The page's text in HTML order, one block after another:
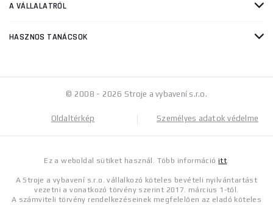
A VÁLLALATRÓL
HASZNOS TANÁCSOK
© 2008 - 2026 Stroje a vybavení s.r.o.
Oldaltérkép Személyes adatok védelme
Ez a weboldal sütiket használ. Több információitt.
A Stroje a vybavení s.r.o. vállalkozó köteles bevételi nyilvántartást
vezetni a vonatkozó törvény szerint 2017. március 1-től.
A számviteli törvény rendelkezéseinek megfelelően az eladó köteles